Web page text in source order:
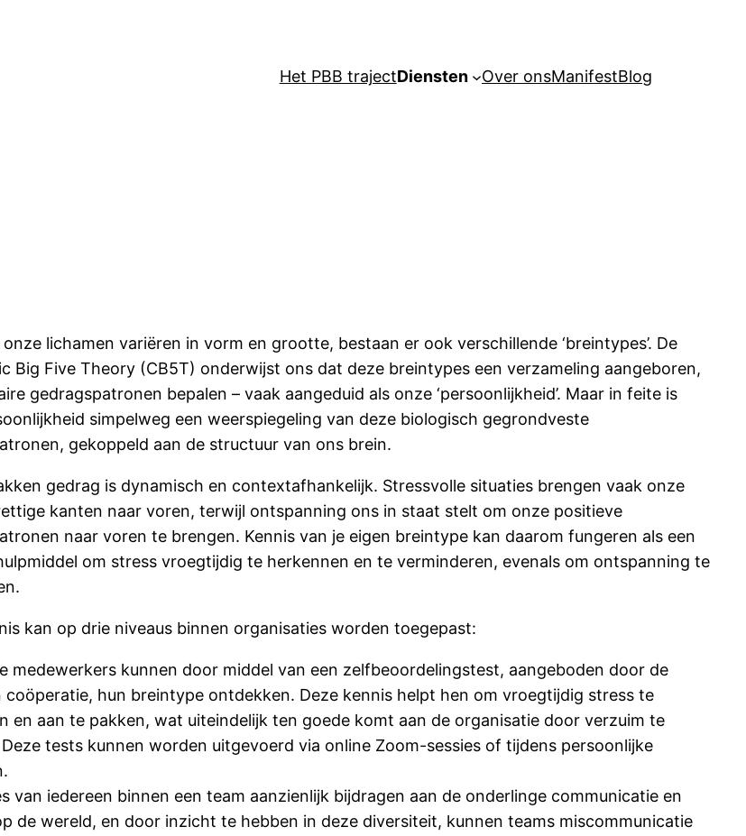
Het PBB trajectDiensten Over onsManifestBlog
lichamen variëren in vorm en grootte, bestaan er ook verschillende ‘breintypes’. De
Big Five Theory (CB5T) onderwijst ons dat deze breintypes een verzameling aangeboren,
gedragspatronen bepalen – vaak aangeduid als onze ‘persoonlijkheid’. Maar in feite is
simpelweg een weerspiegeling van deze biologisch gegrondveste
gekoppeld aan de structuur van ons brein.
gedrag is dynamisch en contextafhankelijk. Stressvolle situaties brengen vaak onze
kanten naar voren, terwijl ontspanning ons in staat stelt om onze positieve
naar voren te brengen. Kennis van je eigen breintype kan daarom fungeren als een
om stress vroegtijdig te herkennen en te verminderen, evenals om ontspanning te
kan op drie niveaus binnen organisaties worden toegepast:
medewerkers kunnen door middel van een zelfbeoordelingstest, aangeboden door de
coöperatie, hun breintype ontdekken. Deze kennis helpt hen om vroegtijdig stress te
en aan te pakken, wat uiteindelijk ten goede komt aan de organisatie door verzuim te
tests kunnen worden uitgevoerd via online Zoom-sessies of tijdens persoonlijke
iedereen binnen een team aanzienlijk bijdragen aan de onderlinge communicatie en
de wereld, en door inzicht te hebben in deze diversiteit, kunnen teams miscommunicatie